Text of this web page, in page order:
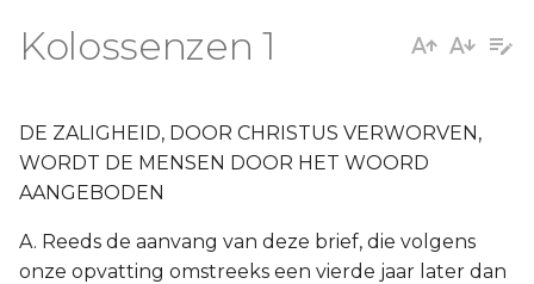
Éxodus
Leviticus
Numeri
I. Vers 15-29
Kolossenzen 1
DE ZALIGHEID, DOOR CHRISTUS VERWORVEN,
WORDT DE MENSEN DOOR HET WOORD
AANGEBODEN
A. Reeds de aanvang van deze brief, die volgens
onze opvatting omstreeks een vierde jaar later dan